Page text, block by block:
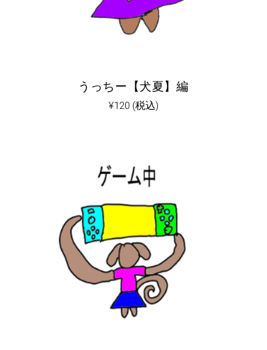
うっちー【犬夏】編
¥120 (税込)